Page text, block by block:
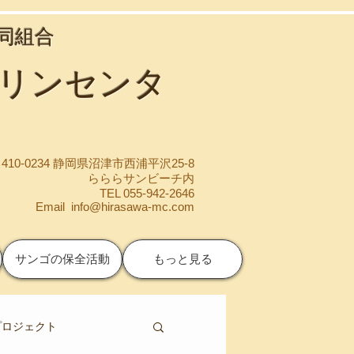
組合
ンセンタ
0234 静岡県沼津市西浦平沢25-8
らららサンビーチ内
TEL 055-942-2646
Email info@hirasawa-mc.com
サンゴの保全活動 もっと見る
ジェクト